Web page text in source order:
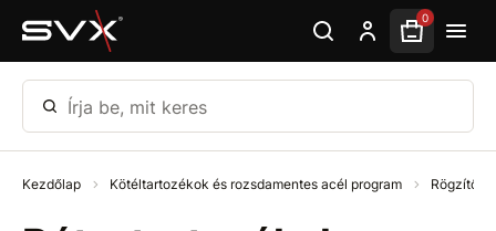
Ugrás az oldal fő részéhez 0
Írja be, mit keres
Kezdőlap Kötéltartozékok és rozsdamentes acél program Rögzítő